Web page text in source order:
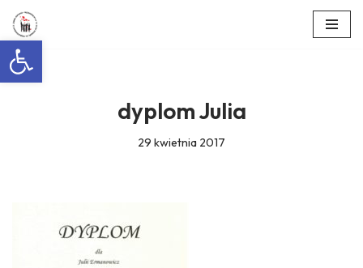
Otwórz pasek narzędzi
Przejdź
do
dyplom Julia
29 kwietnia 2017